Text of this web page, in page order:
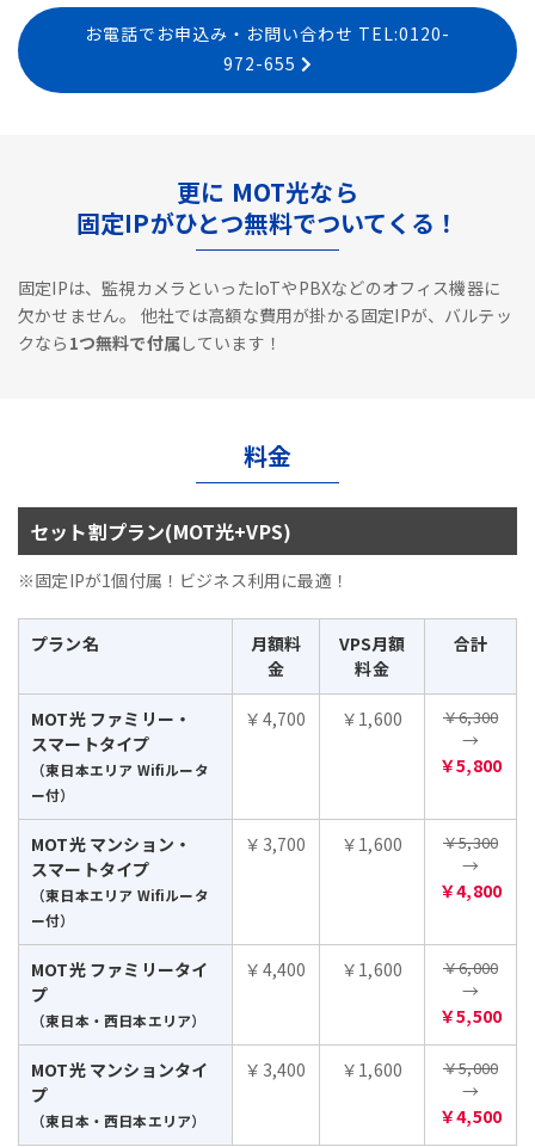
お電話でお申込み・お問い合わせ TEL:0120-
972-655
更に MOT光なら
固定IPがひとつ無料でついてくる！
固定IPは、監視カメラといったIoTやPBXなどのオフィス機器に
欠かせません。
他社では高額な費用が掛かる固定IPが、バルテッ
クなら 1つ無料で付属しています！
料金
セット割プラン(MOT光+VPS)
※固定IPが1個付属！ビジネス利用に最適！
プラン名
月額料
金
VPS月額
料金
合計
MOT光 ファミリー・
スマートタイプ
（東日本エリア Wifiルータ
ー付）
￥4,700 ￥1,600 ￥6,300
→
￥5,800
MOT光 マンション・
スマートタイプ
（東日本エリア Wifiルータ
ー付）
￥3,700 ￥1,600 ￥5,300
→
￥4,800
MOT光 ファミリータイ
プ
（東日本・西日本エリア）
￥4,400 ￥1,600 ￥6,000
→
￥5,500
MOT光 マンションタイ
プ
（東日本・西日本エリア）
￥3,400 ￥1,600 ￥5,000
→
￥4,500